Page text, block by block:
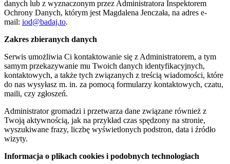
danych lub z wyznaczonym przez Administratora Inspektorem
Ochrony Danych, którym jest Magdalena Jenczała, na adres e-
mail: iod@badaj.to.
Zakres zbieranych danych
Serwis umożliwia Ci kontaktowanie się z Administratorem, a tym
samym przekazywanie mu Twoich danych identyfikacyjnych,
kontaktowych, a także tych związanych z treścią wiadomości, które
do nas wysyłasz m. in. za pomocą formularzy kontaktowych, czatu,
maili, czy zgłoszeń.
Administrator gromadzi i przetwarza dane związane również z
Twoją aktywnością, jak na przykład czas spędzony na stronie,
wyszukiwane frazy, liczbę wyświetlonych podstron, data i źródło
wizyty.
Informacja o plikach cookies i podobnych technologiach